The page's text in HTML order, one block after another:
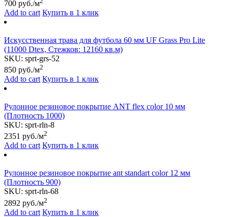
700 руб./м
Add to cart Купить в 1 клик
Искусственная трава для футбола 60 мм UF Grass Pro Lite
(11000 Dtex, Стежков: 12160 кв.м)
SKU: sprt-grs-52
850 руб./м2
Add to cart Купить в 1 клик
Рулонное резиновое покрытие АNТ flex color 10 мм
(Плотность 1000)
SKU: sprt-rln-8
2351 руб./м2
Add to cart Купить в 1 клик
Рулонное резиновое покрытие ant standart color 12 мм
(Плотность 900)
SKU: sprt-rln-68
2892 руб./м2
Add to cart Купить в 1 клик